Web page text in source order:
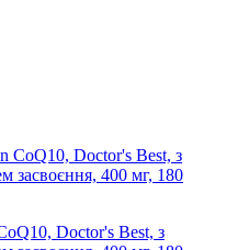
Doctor's Best, з